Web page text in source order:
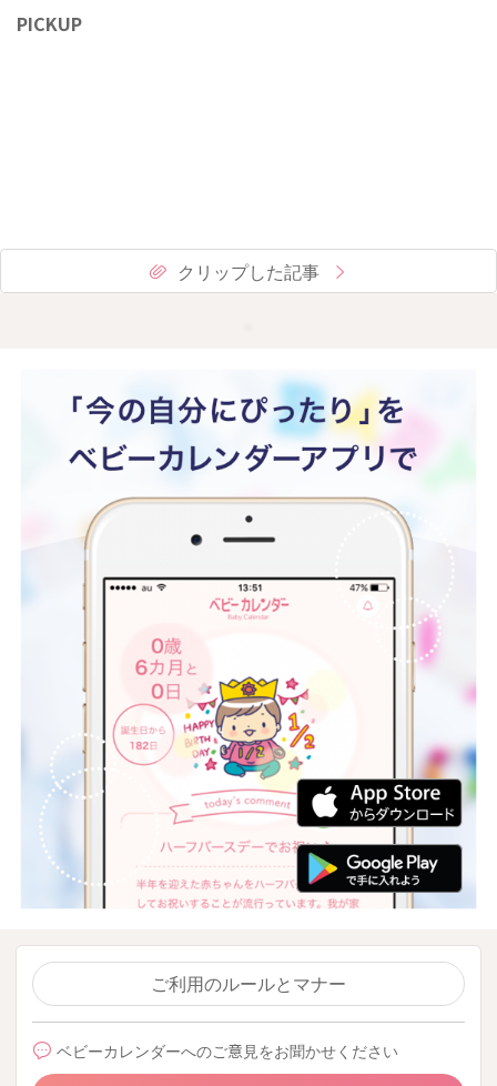
PICKUP
クリップした記事
ご利用のルールとマナー
ベビーカレンダーへのご意見をお聞かせください